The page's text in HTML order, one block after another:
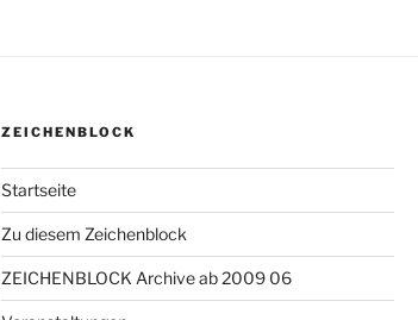
ZEICHENBLOCK
Startseite
Zu diesem Zeichenblock
ZEICHENBLOCK Archive ab 2009 06